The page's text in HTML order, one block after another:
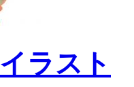
ラスト